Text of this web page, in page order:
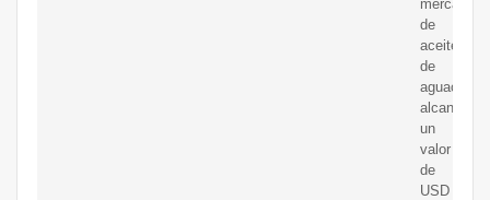
mercado
de
aceite
de
aguacate
alcanzó
un
valor
de
USD